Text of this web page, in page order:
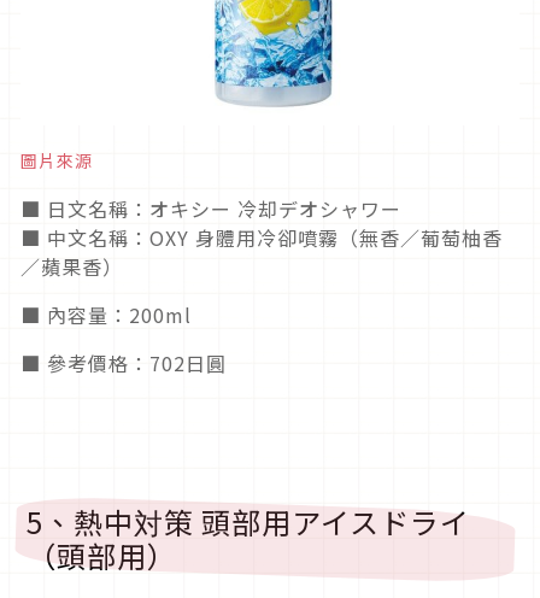
圖片來源
■ 日文名稱：オキシー 冷却デオシャワー
■ 中文名稱：OXY 身體用冷卻噴霧（無香／葡萄柚香
／蘋果香）
■ 內容量：200ml
■ 參考價格：702日圓
5、熱中対策 頭部用アイスドライ
（頭部用）